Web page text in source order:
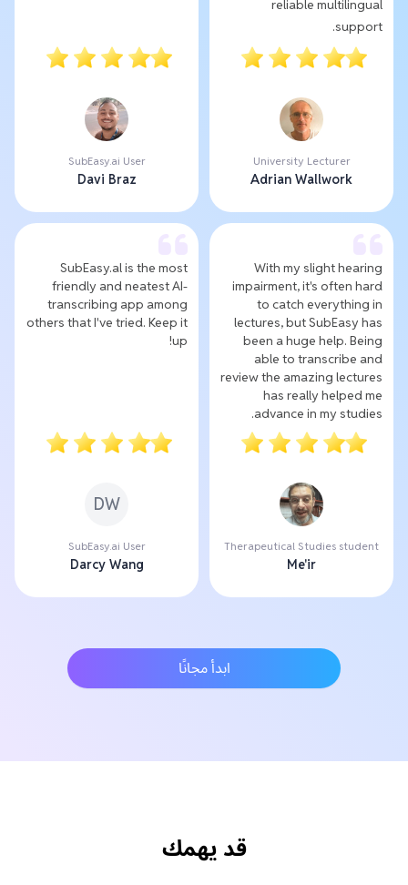
reliable multilingual
support.
University Lecturer
Adrian Wallwork
SubEasy.ai User
Davi Braz
With my slight hearing
impairment, it's often hard
to catch everything in
lectures, but SubEasy has
been a huge help. Being
able to transcribe and
review the amazing lectures
has really helped me
advance in my studies.
Therapeutical Studies student
Me'ir
SubEasy.al is the most
friendly and neatest AI-
transcribing app among
others that I've tried. Keep it
up!
DW
SubEasy.ai User
Darcy Wang
ابدأ مجانًا
قد يهمك